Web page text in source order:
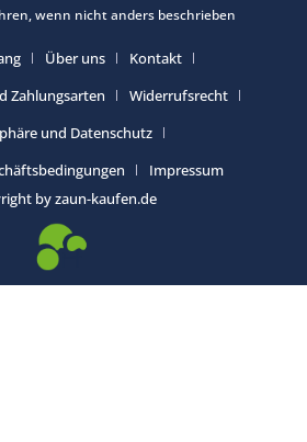
wenn nicht anders beschrieben
Über uns
Kontakt
Zahlungsarten
Widerrufsrecht
und Datenschutz
Impressum
by zaun-kaufen.de